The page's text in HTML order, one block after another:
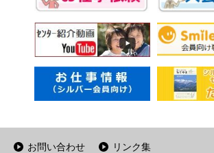
お問い合わせ リンク集